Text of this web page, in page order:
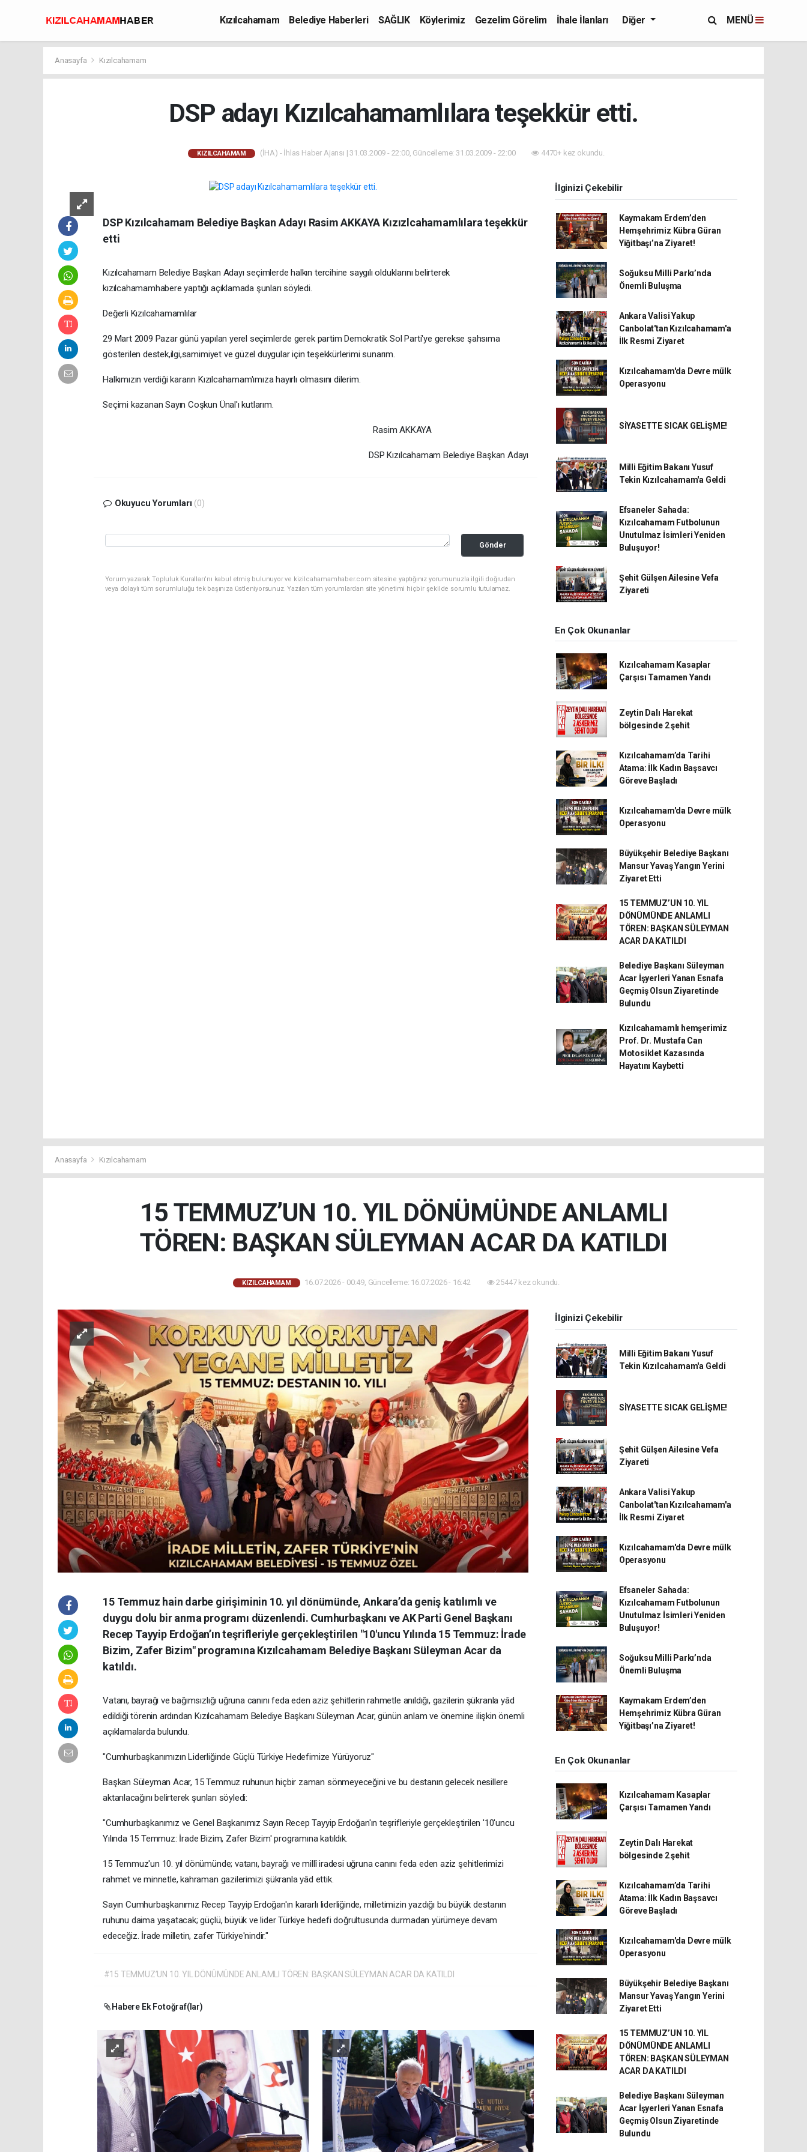
Kızılcahamam Belediye Haberleri SAĞLIK Köylerimiz Gezelim Görelim
İhale İlanları
Diğer MENÜ
Anasayfa Kızılcahamam
DSP adayı Kızılcahamamlılara teşekkür etti.
KIZILCAHAMAM (İHA) - İhlas Haber Ajansı | 31.03.2009 - 22:00, Güncelleme: 31.03.2009 - 22:00 4470+ kez okundu.
DSP Kızılcahamam Belediye Başkan Adayı Rasim AKKAYA Kızızlcahamamlılara teşekkür
etti
Kızılcahamam Belediye Başkan Adayı seçimlerde halkın tercihine saygılı olduklarını belirterek
kızılcahamamhabere yaptığı açıklamada şunları söyledi.
Değerli Kızılcahamamlılar
29 Mart 2009 Pazar günü yapılan yerel seçimlerde gerek partim Demokratik Sol Parti'ye gerekse şahsıma
gösterilen destek,ilgi,samimiyet ve güzel duygular için teşekkürlerimi sunarım.
Halkımızın verdiği kararın Kızılcahamam'ımıza hayırlı olmasını dilerim.
Seçimi kazanan Sayın Coşkun Ünal'ı kutlarım.
Rasim AKKAYA
DSP Kızılcahamam Belediye Başkan Adayı
Okuyucu Yorumları (0)
Gönder
Yorum yazarak Topluluk Kuralları’nı kabul etmiş bulunuyor ve kizilcahamamhaber.com sitesine yaptığınız yorumunuzla ilgili doğrudan
veya dolaylı tüm sorumluluğu tek başınıza üstleniyorsunuz. Yazılan tüm yorumlardan site yönetimi hiçbir şekilde sorumlu tutulamaz.
İlginizi Çekebilir
Kaymakam Erdem’den
Hemşehrimiz Kübra Güran
Yiğitbaşı’na Ziyaret!
Soğuksu Milli Parkı’nda
Önemli Buluşma
Ankara Valisi Yakup
Canbolat'tan Kızılcahamam'a
İlk Resmi Ziyaret
Kızılcahamam'da Devre mülk
Operasyonu
SİYASETTE SICAK GELİŞME!
Milli Eğitim Bakanı Yusuf
Tekin Kızılcahamam'a Geldi
Efsaneler Sahada:
Kızılcahamam Futbolunun
Unutulmaz İsimleri Yeniden
Buluşuyor!
Şehit Gülşen Ailesine Vefa
Ziyareti
En Çok Okunanlar
Kızılcahamam Kasaplar
Çarşısı Tamamen Yandı
Zeytin Dalı Harekat
bölgesinde 2 şehit
Kızılcahamam’da Tarihi
Atama: İlk Kadın Başsavcı
Göreve Başladı
Kızılcahamam'da Devre mülk
Operasyonu
Büyükşehir Belediye Başkanı
Mansur Yavaş Yangın Yerini
Ziyaret Etti
15 TEMMUZ’UN 10. YIL
DÖNÜMÜNDE ANLAMLI
TÖREN: BAŞKAN SÜLEYMAN
ACAR DA KATILDI
Belediye Başkanı Süleyman
Acar İşyerleri Yanan Esnafa
Geçmiş Olsun Ziyaretinde
Bulundu
Kızılcahamamlı hemşerimiz
Prof. Dr. Mustafa Can
Motosiklet Kazasında
Hayatını Kaybetti
Anasayfa Kızılcahamam
15 TEMMUZ’UN 10. YIL DÖNÜMÜNDE ANLAMLI
TÖREN: BAŞKAN SÜLEYMAN ACAR DA KATILDI
KIZILCAHAMAM 16.07.2026 - 00:49, Güncelleme: 16.07.2026 - 16:42 25447 kez okundu.
15 Temmuz hain darbe girişiminin 10. yıl dönümünde, Ankara’da geniş katılımlı ve
duygu dolu bir anma programı düzenlendi. Cumhurbaşkanı ve AK Parti Genel Başkanı
Recep Tayyip Erdoğan’ın teşrifleriyle gerçekleştirilen "10'uncu Yılında 15 Temmuz: İrade
Bizim, Zafer Bizim" programına Kızılcahamam Belediye Başkanı Süleyman Acar da
katıldı.
Vatanı, bayrağı ve bağımsızlığı uğruna canını feda eden aziz şehitlerin rahmetle anıldığı, gazilerin şükranla yâd
edildiği törenin ardından Kızılcahamam Belediye Başkanı Süleyman Acar, günün anlam ve önemine ilişkin önemli
açıklamalarda bulundu.
"Cumhurbaşkanımızın Liderliğinde Güçlü Türkiye Hedefimize Yürüyoruz"
Başkan Süleyman Acar, 15 Temmuz ruhunun hiçbir zaman sönmeyeceğini ve bu destanın gelecek nesillere
aktarılacağını belirterek şunları söyledi:
"Cumhurbaşkanımız ve Genel Başkanımız Sayın Recep Tayyip Erdoğan'ın teşrifleriyle gerçekleştirilen '10'uncu
Yılında 15 Temmuz: İrade Bizim, Zafer Bizim' programına katıldık.
15 Temmuz'un 10. yıl dönümünde; vatanı, bayrağı ve millî iradesi uğruna canını feda eden aziz şehitlerimizi
rahmet ve minnetle, kahraman gazilerimizi şükranla yâd ettik.
Sayın Cumhurbaşkanımız Recep Tayyip Erdoğan'ın kararlı liderliğinde, milletimizin yazdığı bu büyük destanın
ruhunu daima yaşatacak; güçlü, büyük ve lider Türkiye hedefi doğrultusunda durmadan yürümeye devam
edeceğiz. İrade milletin, zafer Türkiye'nindir."
#15 TEMMUZ’UN 10. YIL DÖNÜMÜNDE ANLAMLI TÖREN: BAŞKAN SÜLEYMAN ACAR DA KATILDI
Habere Ek Fotoğraf(lar)
İlginizi Çekebilir
Milli Eğitim Bakanı Yusuf
Tekin Kızılcahamam'a Geldi
SİYASETTE SICAK GELİŞME!
Şehit Gülşen Ailesine Vefa
Ziyareti
Ankara Valisi Yakup
Canbolat'tan Kızılcahamam'a
İlk Resmi Ziyaret
Kızılcahamam'da Devre mülk
Operasyonu
Efsaneler Sahada:
Kızılcahamam Futbolunun
Unutulmaz İsimleri Yeniden
Buluşuyor!
Soğuksu Milli Parkı’nda
Önemli Buluşma
Kaymakam Erdem’den
Hemşehrimiz Kübra Güran
Yiğitbaşı’na Ziyaret!
En Çok Okunanlar
Kızılcahamam Kasaplar
Çarşısı Tamamen Yandı
Zeytin Dalı Harekat
bölgesinde 2 şehit
Kızılcahamam’da Tarihi
Atama: İlk Kadın Başsavcı
Göreve Başladı
Kızılcahamam'da Devre mülk
Operasyonu
Büyükşehir Belediye Başkanı
Mansur Yavaş Yangın Yerini
Ziyaret Etti
15 TEMMUZ’UN 10. YIL
DÖNÜMÜNDE ANLAMLI
TÖREN: BAŞKAN SÜLEYMAN
ACAR DA KATILDI
Belediye Başkanı Süleyman
Acar İşyerleri Yanan Esnafa
Geçmiş Olsun Ziyaretinde
Bulundu